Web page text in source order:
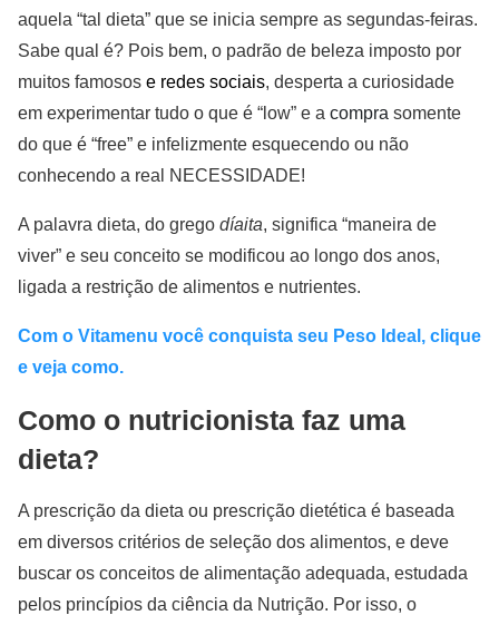
aquela “tal dieta” que se inicia sempre as segundas-feiras.
Sabe qual é? Pois bem, o padrão de beleza imposto por
muitos famosos e redes sociais, desperta a curiosidade
em experimentar tudo o que é “low” e a compra somente
do que é “free” e infelizmente esquecendo ou não
conhecendo a real NECESSIDADE!
A palavra dieta, do grego díaita, significa “maneira de
viver” e seu conceito se modificou ao longo dos anos,
ligada a restrição de alimentos e nutrientes.
Com o Vitamenu você conquista seu Peso Ideal, clique
e veja como.
Como o nutricionista faz uma
dieta?
A prescrição da dieta ou prescrição dietética é baseada
em diversos critérios de seleção dos alimentos, e deve
buscar os conceitos de alimentação adequada, estudada
pelos princípios da ciência da Nutrição. Por isso, o